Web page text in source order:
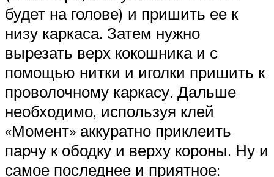
будет на голове) и пришить ее к
низу каркаса. Затем нужно
вырезать верх кокошника и с
помощью нитки и иголки пришить к
проволочному каркасу. Дальше
необходимо, используя клей
«Момент» аккуратно приклеить
парчу к ободку и верху короны. Ну и
самое последнее и приятное: